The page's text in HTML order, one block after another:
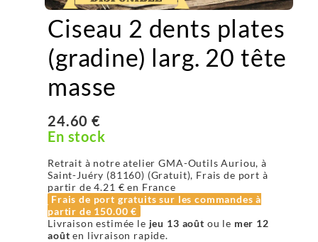
Ciseau 2 dents plates
(gradine) larg. 20 tête
masse
24.60 €
En stock
Retrait à notre atelier GMA-Outils Auriou, à
Saint-Juéry (81160) (Gratuit), Frais de port à
partir de4.21 € en France
Frais de port gratuits sur les commandes à
partir de 150.00 €
Livraison estimée le jeu 13 août ou le mer 12
août en livraison rapide.